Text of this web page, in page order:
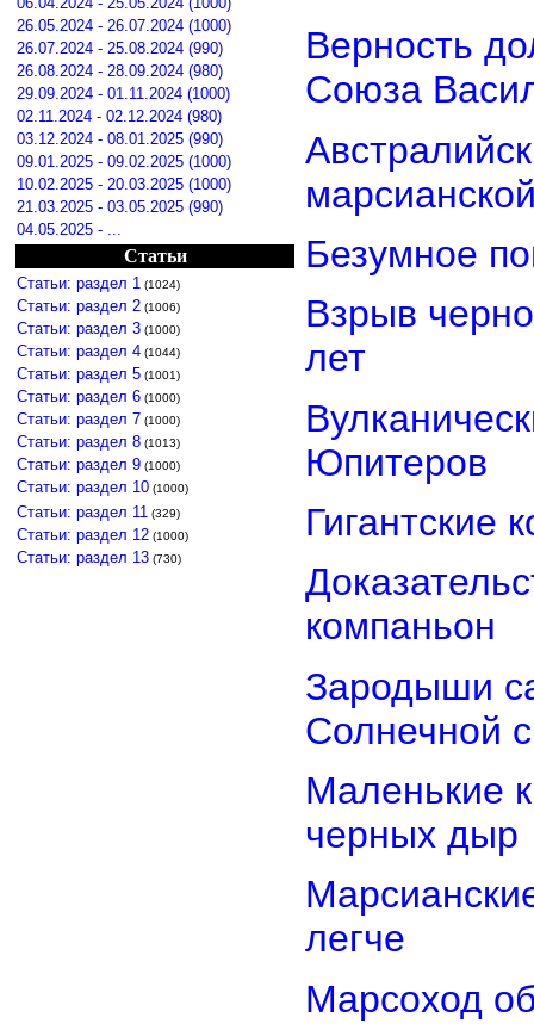
26.05.2024 - 26.07.2024 (1000)
26.07.2024 - 25.08.2024 (990)
26.08.2024 - 28.09.2024 (980)
29.09.2024 - 01.11.2024 (1000)
02.11.2024 - 02.12.2024 (980)
03.12.2024 - 08.01.2025 (990)
09.01.2025 - 09.02.2025 (1000)
10.02.2025 - 20.03.2025 (1000)
21.03.2025 - 03.05.2025 (990)
04.05.2025 - ...
Статьи
Статьи: раздел 1 (1024)
Статьи: раздел 2 (1006)
Статьи: раздел 3 (1000)
Статьи: раздел 4 (1044)
Статьи: раздел 5 (1001)
Статьи: раздел 6 (1000)
Статьи: раздел 7 (1000)
Статьи: раздел 8 (1013)
Статьи: раздел 9 (1000)
Статьи: раздел 10 (1000)
Статьи: раздел 11 (329)
Статьи: раздел 12 (1000)
Статьи: раздел 13 (730)
Верность
Союза
Безумное
Взрыв
лет
Юпитеров
Гигантские
компаньон
Зародыши
Солнечной
Маленькие
черных дыр
легче
Марсоход